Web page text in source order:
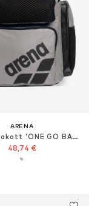
ARENA
Spordiseljakott 'ONE GO BACKPACK 45L'
48,74 €